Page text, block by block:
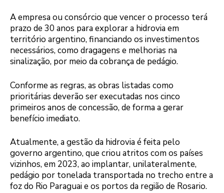
A empresa ou consórcio que vencer o processo terá
prazo de 30 anos para explorar a hidrovia em
território argentino, financiando os investimentos
necessários, como dragagens e melhorias na
sinalização, por meio da cobrança de pedágio.
Conforme as regras, as obras listadas como
prioritárias deverão ser executadas nos cinco
primeiros anos de concessão, de forma a gerar
benefício imediato.
Atualmente, a gestão da hidrovia é feita pelo
governo argentino, que criou atritos com os países
vizinhos, em 2023, ao implantar, unilateralmente,
pedágio por tonelada transportada no trecho entre a
foz do Rio Paraguai e os portos da região de Rosario.